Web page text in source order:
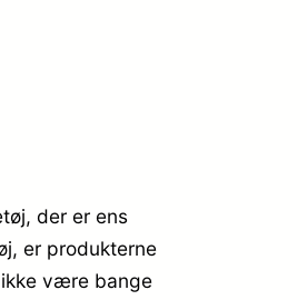
der er ens
er produkterne
ikke være bange